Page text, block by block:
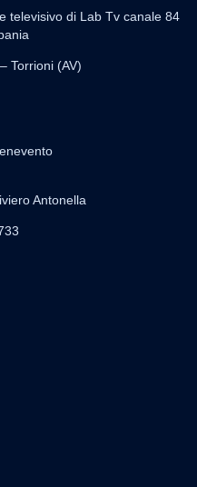
televisivo di Lab Tv canale 84
Torrioni (AV)
Antonella